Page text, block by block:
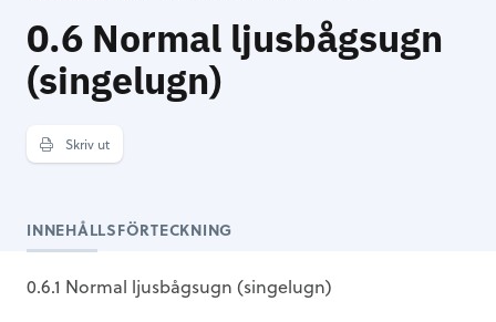
0.6 Normal ljusbågsugn
(singelugn)
Skriv ut
INNEHÅLLSFÖRTECKNING
0.6.1 Normal ljusbågsugn (singelugn)